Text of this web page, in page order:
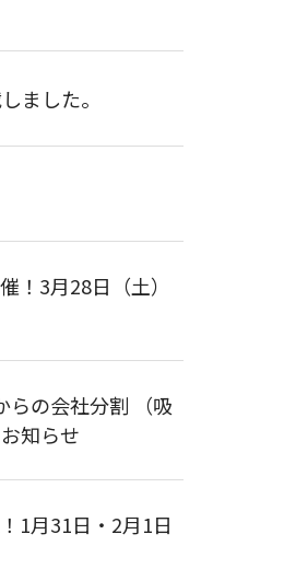
ました。
！3月28日（土）
らの会社分割 （吸
知らせ
1月31日・2月1日